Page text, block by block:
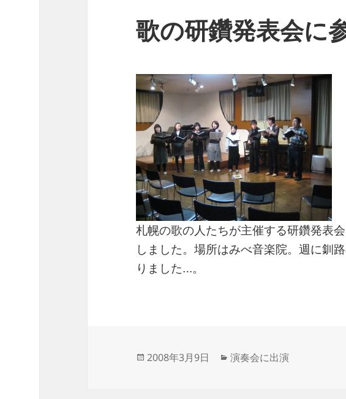
歌の研鑽発表会に
札幌の歌の人たちが主催する研鑽発表
しました。場所はみべ音楽院。週に釧
りました…。
投
2008年3月9日
カ
演奏会に出演